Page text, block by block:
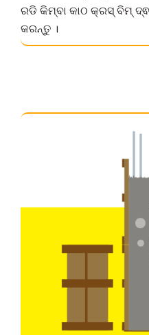
ରଡି କିମ୍ବା କାଠ କ୍ରସ୍ ବିମ୍
କରନ୍ତୁ ।